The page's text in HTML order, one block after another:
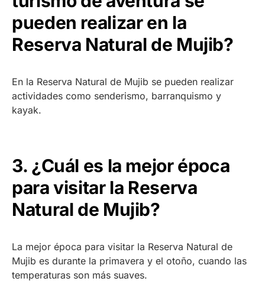
pueden realizar en la
Reserva Natural de Mujib?
En la Reserva Natural de Mujib se pueden realizar
actividades como senderismo, barranquismo y
kayak.
3. ¿Cuál es la mejor época
para visitar la Reserva
Natural de Mujib?
La mejor época para visitar la Reserva Natural de
Mujib es durante la primavera y el otoño, cuando las
temperaturas son más suaves.